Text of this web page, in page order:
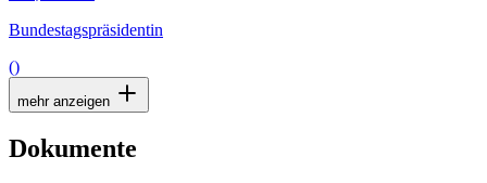
Bundestagspräsidentin
()
mehr anzeigen
Dokumente